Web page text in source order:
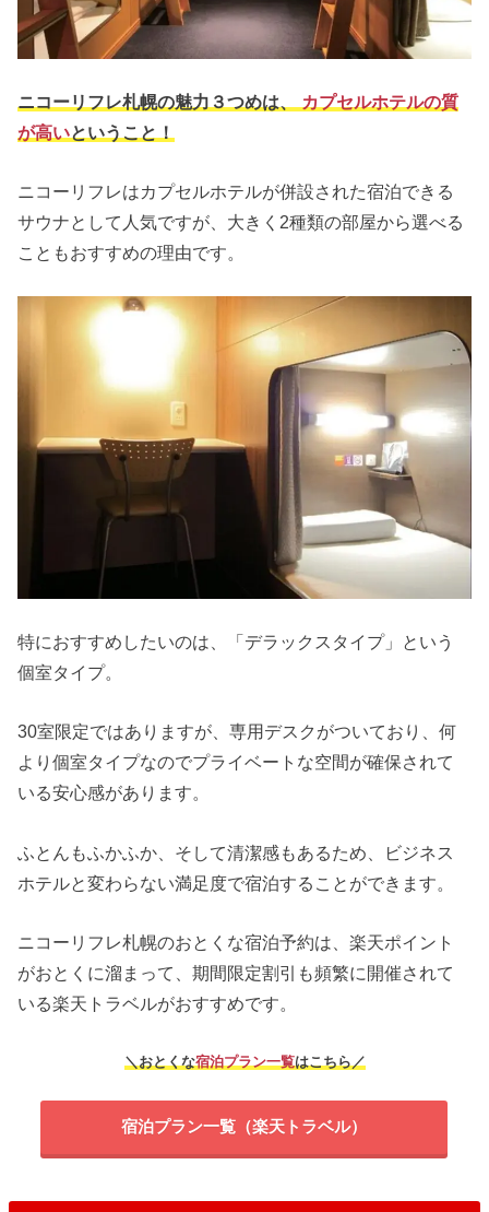
ニコーリフレ札幌の魅力３つめは、
カプセルホテルの質
が高いということ！
ニコーリフレはカプセルホテルが併設された宿泊できる
サウナとして人気ですが、大きく2種類の部屋から選べる
こともおすすめの理由です。
特におすすめしたいのは、「デラックスタイプ」という
個室タイプ。
30室限定ではありますが、専用デスクがついており、何
より個室タイプなのでプライベートな空間が確保されて
いる安心感があります。
ふとんもふかふか、そして清潔感もあるため、ビジネス
ホテルと変わらない満足度で宿泊することができます。
ニコーリフレ札幌のおとくな宿泊予約は、楽天ポイント
がおとくに溜まって、期間限定割引も頻繁に開催されて
いる楽天トラベルがおすすめです。
＼おとくな宿泊プラン一覧はこちら／
宿泊プラン一覧（楽天トラベル）